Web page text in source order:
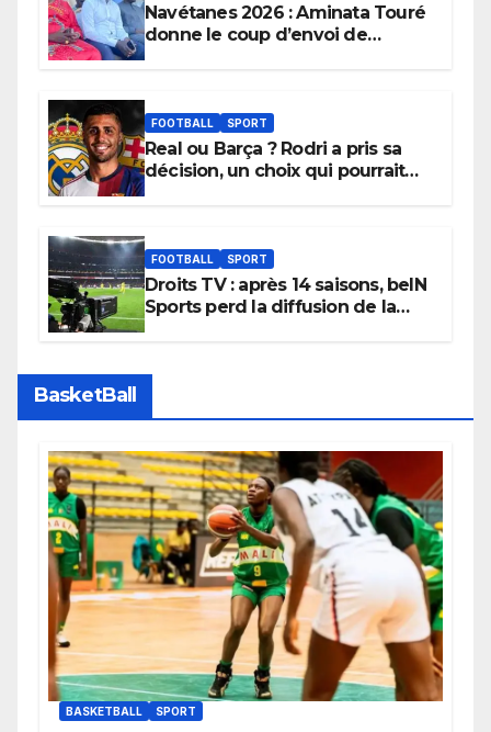
Navétanes 2026 : Aminata Touré
donne le coup d’envoi de
apaisées.
FOOTBALL SPORT
Real ou Barça ? Rodri a pris sa
décision, un choix qui pourrait
FOOTBALL SPORT
Droits TV : après 14 saisons, beIN
Sports perd la diffusion de la
BasketBall
BASKETBALL SPORT